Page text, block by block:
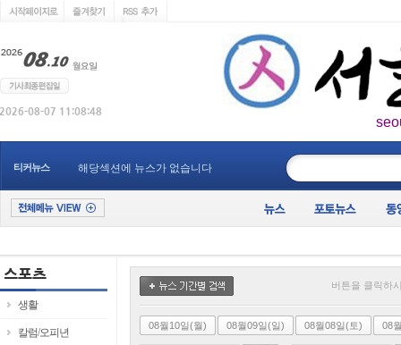
티커뉴스 해당섹션에 뉴스가 없습니다
생활
칼럼/오피년
버튼을 클릭하
08월10일(월) 08월09일(일) 08월08일(토) 08